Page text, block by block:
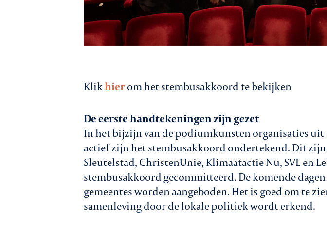
Klikhierom het stembusakkoord te bekijken
De eerste handtekeningen zijn gezet
In het bijzijn van de podiumkunsten organisaties
actief zijn het stembusakkoord ondertekend. Dit zijn:
Sleutelstad, ChristenUnie, Klimaatactie Nu, SVL en
stembusakkoord gecommitteerd. De komende
gemeentes worden aangeboden. Het is goed om te
samenleving door de lokale politiek wordt erkend.